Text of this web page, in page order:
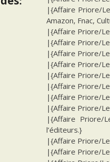
|{Affaire Priore/
Amazon, Fnac,
|{Affaire Priore/
|{Affaire Priore/
|{Affaire Priore/
|{Affaire Priore/
|{Affaire Priore/
|{Affaire Priore/
|{Affaire Priore/
|{Affaire Priore/
|{Affaire Priore/
l’éditeurs.}
|{Affaire Priore/
|{Affaire Priore/